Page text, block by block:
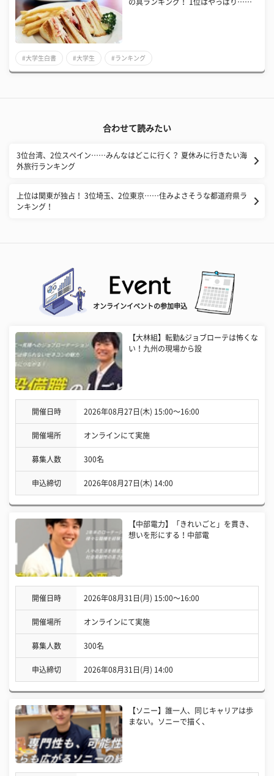
の具ランキング！ 1位はやっぱり……
#大学生白書 #大学生 #ランキング
合わせて読みたい
3位台湾、2位スペイン……みんなはどこに行く？ 夏休みに行きたい海
外旅行ランキング
上位は関東が独占！ 3位埼玉、2位東京……住みよさそうな都道府県ラ
ンキング！
オンラインイベントの参加申込
【大林組】転勤&ジョブローテは怖くな
い！九州の現場から設
開催日時 2026年08月27日(木) 15:00〜16:00
開催場所 オンラインにて実施
募集人数 300名
申込締切 2026年08月27日(木) 14:00
【中部電力】「きれいごと」を貫き、
想いを形にする！中部電
開催日時 2026年08月31日(月) 15:00〜16:00
開催場所 オンラインにて実施
募集人数 300名
申込締切 2026年08月31日(月) 14:00
【ソニー】誰一人、同じキャリアは歩
まない。ソニーで描く、